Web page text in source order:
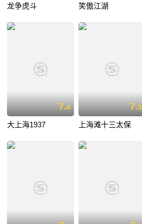
龙争虎斗 笑傲江湖
7.4
大上海1937
7.5
上海滩十三太保